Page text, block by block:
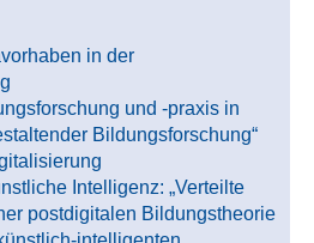
in der
und -praxis in
Bildungsforschung“
Intelligenz: „Verteilte
postdigitalen Bildungstheorie